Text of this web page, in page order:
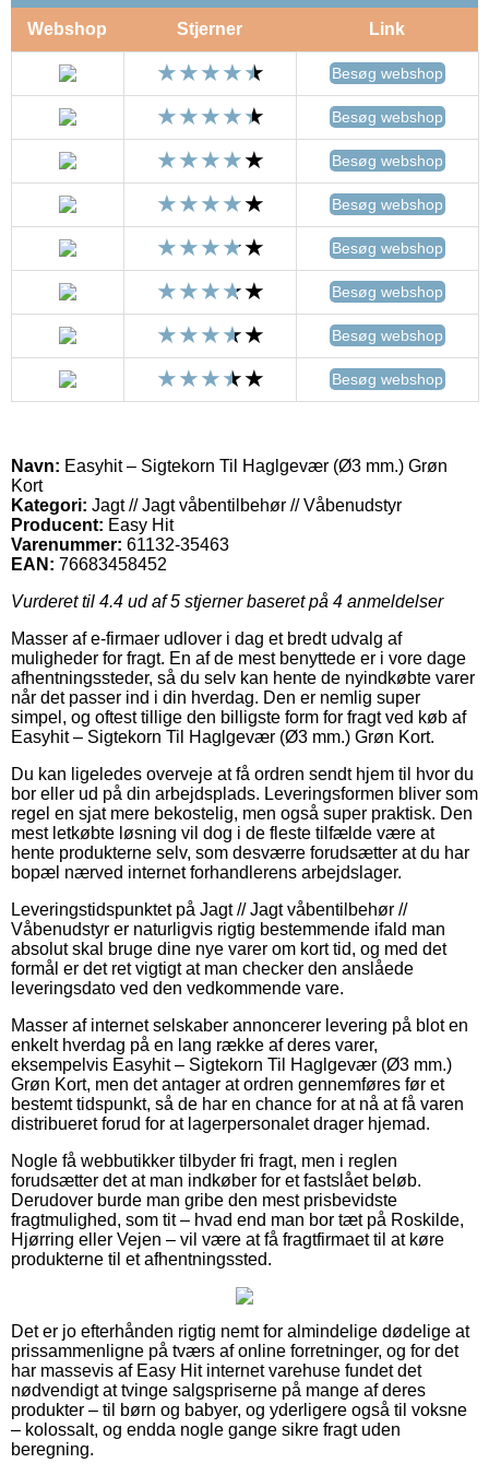
Webshop Stjerner Link
Besøg webshop
Besøg webshop
Besøg webshop
Besøg webshop
Besøg webshop
Besøg webshop
Besøg webshop
Besøg webshop
Navn: Easyhit – Sigtekorn Til Haglgevær (Ø3 mm.) Grøn
Kort
Kategori: Jagt // Jagt våbentilbehør // Våbenudstyr
Producent: Easy Hit
Varenummer: 61132-35463
EAN: 76683458452
Vurderet til 4.4 ud af 5 stjerner baseret på 4 anmeldelser
Masser af e-firmaer udlover i dag et bredt udvalg af
muligheder for fragt. En af de mest benyttede er i vore dage
afhentningssteder, så du selv kan hente de nyindkøbte varer
når det passer ind i din hverdag. Den er nemlig super
simpel, og oftest tillige den billigste form for fragt ved køb af
Easyhit – Sigtekorn Til Haglgevær (Ø3 mm.) Grøn Kort.
Du kan ligeledes overveje at få ordren sendt hjem til hvor du
bor eller ud på din arbejdsplads. Leveringsformen bliver som
regel en sjat mere bekostelig, men også super praktisk. Den
mest letkøbte løsning vil dog i de fleste tilfælde være at
hente produkterne selv, som desværre forudsætter at du har
bopæl nærved internet forhandlerens arbejdslager.
Leveringstidspunktet på Jagt // Jagt våbentilbehør //
Våbenudstyr er naturligvis rigtig bestemmende ifald man
absolut skal bruge dine nye varer om kort tid, og med det
formål er det ret vigtigt at man checker den anslåede
leveringsdato ved den vedkommende vare.
Masser af internet selskaber annoncerer levering på blot en
enkelt hverdag på en lang række af deres varer,
eksempelvis Easyhit – Sigtekorn Til Haglgevær (Ø3 mm.)
Grøn Kort, men det antager at ordren gennemføres før et
bestemt tidspunkt, så de har en chance for at nå at få varen
distribueret forud for at lagerpersonalet drager hjemad.
Nogle få webbutikker tilbyder fri fragt, men i reglen
forudsætter det at man indkøber for et fastslået beløb.
Derudover burde man gribe den mest prisbevidste
fragtmulighed, som tit – hvad end man bor tæt på Roskilde,
Hjørring eller Vejen – vil være at få fragtfirmaet til at køre
produkterne til et afhentningssted.
Det er jo efterhånden rigtig nemt for almindelige dødelige at
prissammenligne på tværs af online forretninger, og for det
har massevis af Easy Hit internet varehuse fundet det
nødvendigt at tvinge salgspriserne på mange af deres
produkter – til børn og babyer, og yderligere også til voksne
– kolossalt, og endda nogle gange sikre fragt uden
beregning.